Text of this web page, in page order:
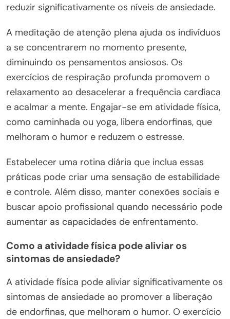
reduzir significativamente os níveis de ansiedade.
A meditação de atenção plena ajuda os indivíduos
a se concentrarem no momento presente,
diminuindo os pensamentos ansiosos. Os
exercícios de respiração profunda promovem o
relaxamento ao desacelerar a frequência cardíaca
e acalmar a mente. Engajar-se em atividade física,
como caminhada ou yoga, libera endorfinas, que
melhoram o humor e reduzem o estresse.
Estabelecer uma rotina diária que inclua essas
práticas pode criar uma sensação de estabilidade
e controle. Além disso, manter conexões sociais e
buscar apoio profissional quando necessário pode
aumentar as capacidades de enfrentamento.
Como a atividade física pode aliviar os
sintomas de ansiedade?
A atividade física pode aliviar significativamente os
sintomas de ansiedade ao promover a liberação
de endorfinas, que melhoram o humor. O exercício